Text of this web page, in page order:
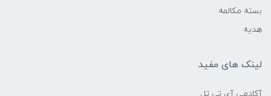
بسته مکالمه
هدیه
لینک های مفید